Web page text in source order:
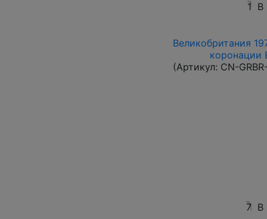
1 В
Великобритания
коронации
(Артикул: CN-
7 В